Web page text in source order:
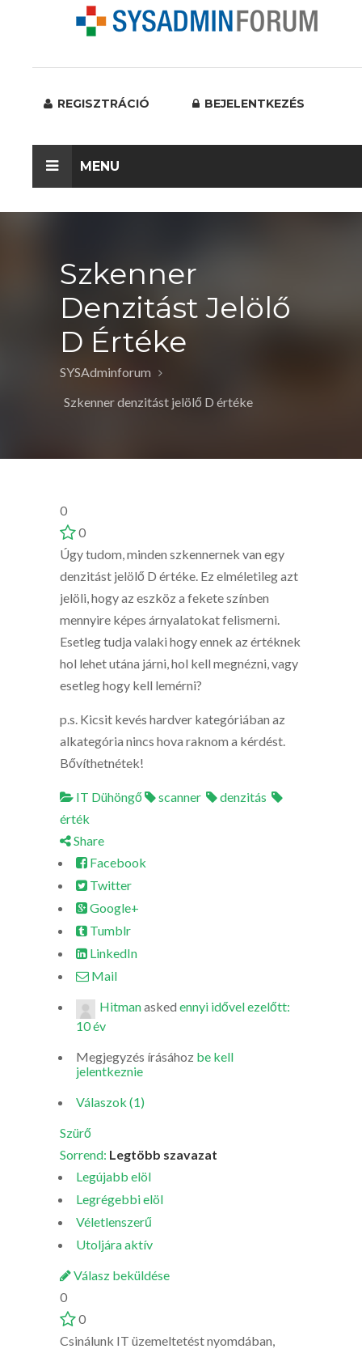
REGISZTRÁCIÓ BEJELENTKEZÉS
MENU
Szkenner
Denzitást Jelölő
D Értéke
SYSAdminforum
Szkenner denzitást jelölő D értéke
0
0
Úgy tudom, minden szkennernek van egy
denzitást jelölő D értéke. Ez elméletileg azt
jelöli, hogy az eszköz a fekete színben
mennyire képes árnyalatokat felismerni.
Esetleg tudja valaki hogy ennek az értéknek
hol lehet utána járni, hol kell megnézni, vagy
esetleg hogy kell lemérni?
p.s. Kicsit kevés hardver kategóriában az
alkategória nincs hova raknom a kérdést.
Bővíthetnétek!
IT Dühöngő scanner
denzitás
érték
Share
Facebook
Twitter
Google+
Tumblr
LinkedIn
Mail
Hitmanasked ennyi idővel ezelőtt:
10 év
Megjegyzés írásához be kell
jelentkeznie
Válaszok (1)
Szürő
Sorrend: Legtöbb szavazat
Legújabb elöl
Legrégebbi elöl
Véletlenszerű
Utoljára aktív
Válasz beküldése
0
0
Csinálunk IT üzemeltetést nyomdában,